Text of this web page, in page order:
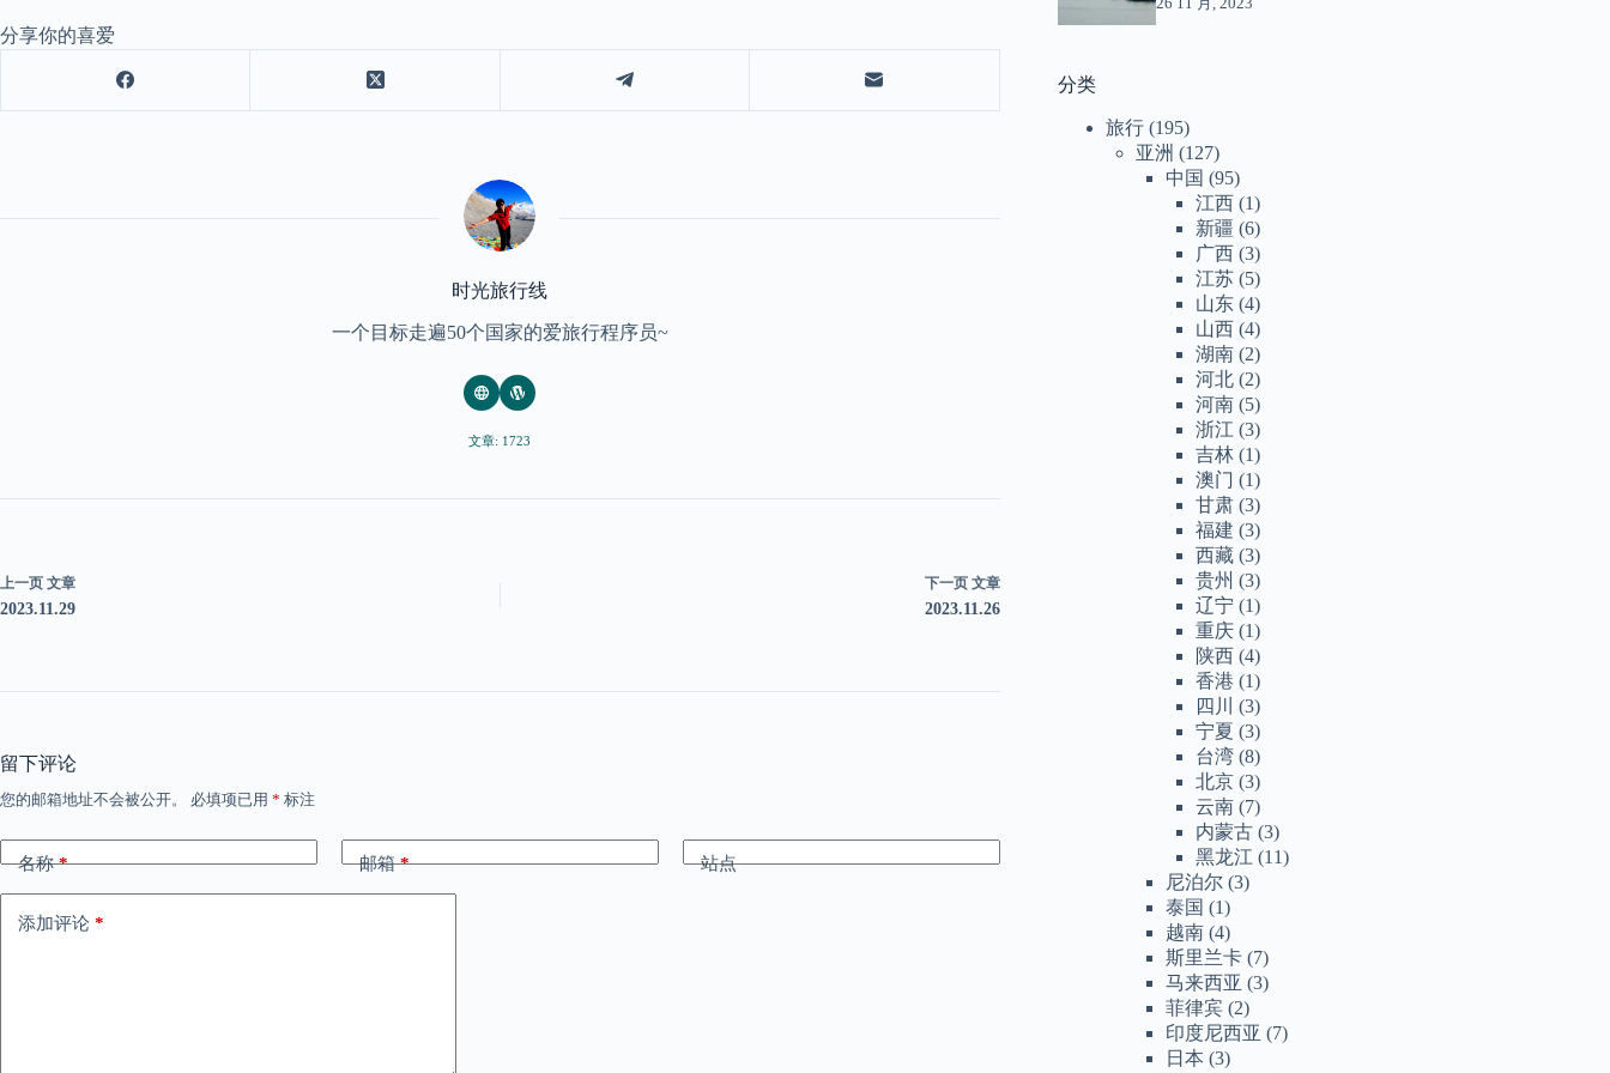
分享你的喜爱
时光旅行线
一个目标走遍50个国家的爱旅行程序员~
文章: 1723
上一页 文章
2023.11.29
下一页 文章
2023.11.26
留下评论
您的邮箱地址不会被公开。 必填项已用 * 标注
名称* 邮箱* 站点
添加评论 *
分类
旅行 (195)
亚洲 (127)
中国 (95)
江西 (1)
新疆 (6)
广西 (3)
江苏 (5)
山东 (4)
山西 (4)
湖南 (2)
河北 (2)
河南 (5)
浙江 (3)
吉林 (1)
澳门 (1)
甘肃 (3)
福建 (3)
西藏 (3)
贵州 (3)
辽宁 (1)
重庆 (1)
陕西 (4)
香港 (1)
四川
(3)
宁夏 (3)
台湾 (8)
北京 (3)
云南 (7)
内蒙古 (3)
黑龙江 (11)
尼泊尔 (3)
泰国 (1)
越南 (4)
斯里兰卡 (7)
马来西亚 (3)
菲律宾 (2)
印度尼西亚 (7)
日本 (3)